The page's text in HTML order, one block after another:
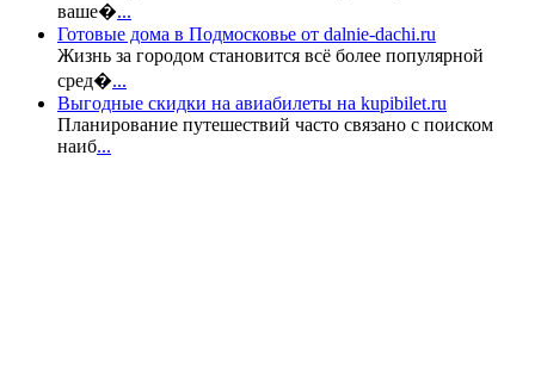
ваше�...
Готовые дома в Подмосковье от dalnie-dachi.ru
Жизнь за городом становится всё более популярной
сред�...
Выгодные скидки на авиабилеты на kupibilet.ru
Планирование путешествий часто связано с поиском
наиб...